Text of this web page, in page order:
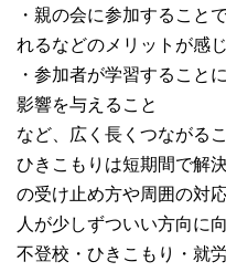
・親の会に参加すること
れるなどのメリットが感
・参加者が学習すること
影響を与えること
など、広く長くつながる
ひきこもりは短期間で解
の受け止め方や周囲の対
人が少しずついい方向に
不登校・ひきこもり・就